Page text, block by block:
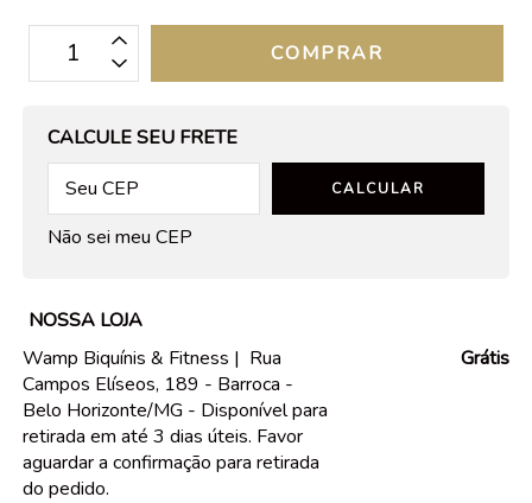
OPÇÕES DE FRETE
CALCULE SEU FRETE
CALCULAR
Não sei meu CEP
NOSSA LOJA
Wamp Biquínis & Fitness | Rua
Campos Elíseos, 189 - Barroca -
Belo Horizonte/MG - Disponível para
retirada em até 3 dias úteis. Favor
aguardar a confirmação para retirada
do pedido.
Grátis